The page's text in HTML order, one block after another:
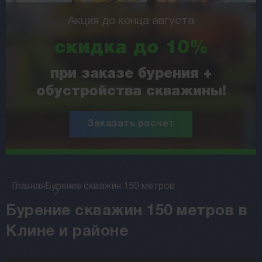
Акция до конца августа
скидка до 10%
при заказе бурения +
обустройства скважины!
Заказать расчет
Главная Бурение скважин 150 метров
Бурение скважин 150 метров в
Клине и районе